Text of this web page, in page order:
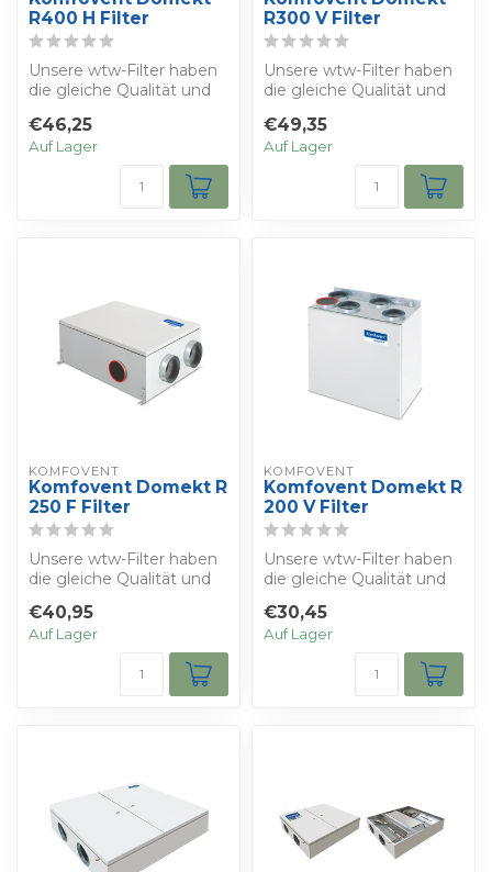
R400 H Filter
Unsere wtw-Filter haben
die gleiche Qualität und
Eigenschaften wie ...
€46,25
Auf Lager
R300 V Filter
Unsere wtw-Filter haben
die gleiche Qualität und
Eigenschaften wie ...
€49,35
Auf Lager
KOMFOVENT
Komfovent Domekt R
250 F Filter
Unsere wtw-Filter haben
die gleiche Qualität und
Eigenschaften wie ...
€40,95
Auf Lager
KOMFOVENT
Komfovent Domekt R
200 V Filter
Unsere wtw-Filter haben
die gleiche Qualität und
Eigenschaften wie ...
€30,45
Auf Lager